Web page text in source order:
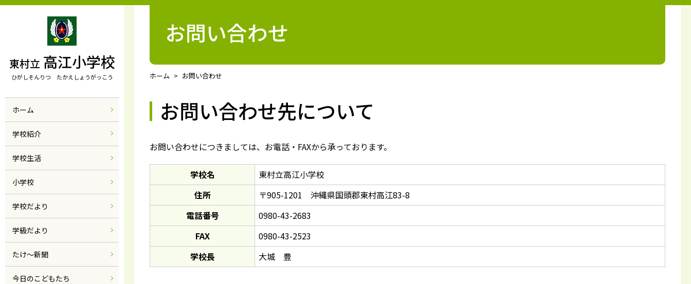
東村立 高江小学校
ひがしそんりつ たかえしょうがっこう
ホーム
学校紹介
学校生活
小学校
学校だより
学級だより
たけ～新聞
今日のこどもたち
お問い合わせ
ホーム お問い合わせ
お問い合わせ先について
お問い合わせにつきましては、お電話・FAXから承っております。
学校名
東村立高江小学校
住所
〒905-1201 沖縄県国頭郡東村高江83-8
電話番号
0980-43-2683
FAX
0980-43-2523
学校長
大城 豊